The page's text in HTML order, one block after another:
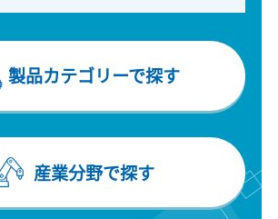
製品カテゴリーで探す
産業分野で探す